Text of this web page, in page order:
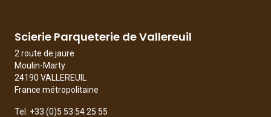
Scierie Parqueterie de Vallereuil
2 route de jaure
Moulin-Marty
24190 VALLEREUIL
France métropolitaine
Tel. +33 (0)5 53 54 25 55